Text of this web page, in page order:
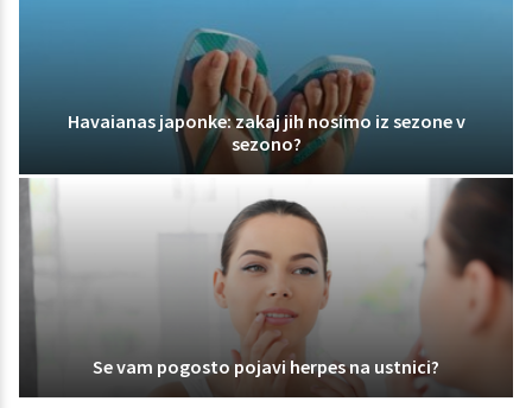
Havaianas japonke: zakaj jih nosimo iz sezone v
sezono?
Se vam pogosto pojavi herpes na ustnici?